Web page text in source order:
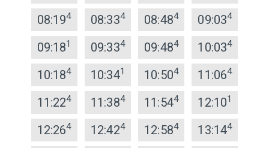
08:194 08:334 08:484 09:034
09:181 09:334 09:484 10:034
10:184 10:341 10:504 11:064
11:224 11:384 11:544 12:101
12:264 12:424 12:584 13:144